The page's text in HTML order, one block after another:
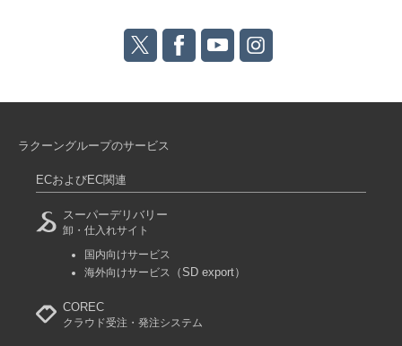
ラクーングループのサービス
ECおよびEC関連
スーパーデリバリー
卸・仕入れサイト
国内向けサービス
海外向けサービス
（SD export）
COREC
クラウド受注・発注システム